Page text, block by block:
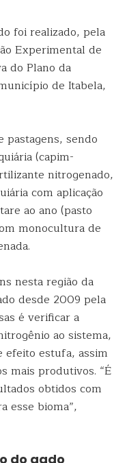
foi realizado, pela
Experimental de
do Plano da
de Itabela,
pastagens, sendo
(capim-
nitrogenado,
com aplicação
ao ano (pasto
monocultura de
nesta região da
desde 2009 pela
é verificar a
ao sistema,
efeito estufa, assim
mais produtivos. “É
obtidos com
esse bioma”,
do gado